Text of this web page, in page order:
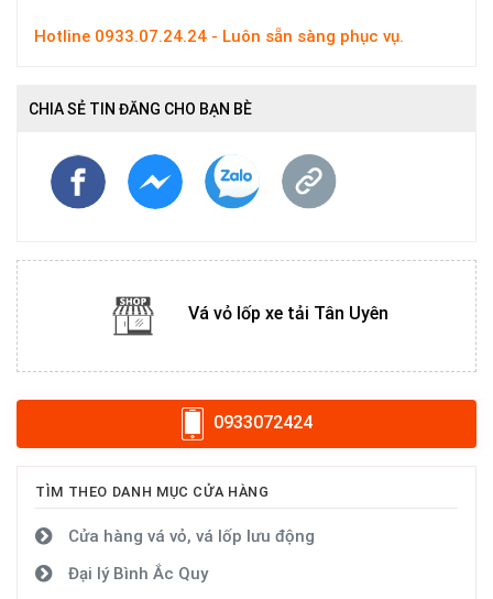
Hotline 0933.07.24.24 - Luôn sẵn sàng phục vụ.
CHIA SẺ TIN ĐĂNG CHO BẠN BÈ
Vá vỏ lốp xe tải Tân Uyên
0933072424
TÌM THEO DANH MỤC CỬA HÀNG
Cửa hàng vá vỏ, vá lốp lưu động
Đại lý Bình Ắc Quy